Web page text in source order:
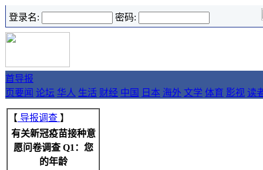
登录名: 密码:
首
页
导报
要闻 论坛 华人 生活 财经 中国 日本 海外 文学 体育 影视 读
【 导报调查 】
有关新冠疫苗接种意
愿问卷调查 Q1：您
的年龄